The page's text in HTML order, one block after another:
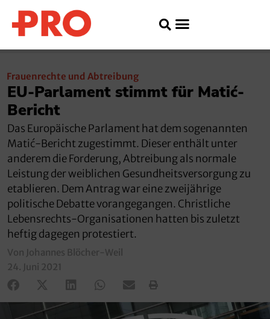
Frauenrechte und Abtreibung
EU-Parlament stimmt für Matić-
Bericht
Das Europäische Parlament hat dem sogenannten
Matić-Bericht zugestimmt. Dieser enthält unter
anderem die Forderung, Abtreibung als normale
Leistung der weiblichen Gesundheitsversorgung zu
etablieren. Dem Antrag war eine zweijährige
politische Debatte vorangegangen. Christliche
Lebensrechts-Organisationen hatten bis zuletzt
heftig dagegen protestiert.
Von Johannes Blöcher-Weil
24. Juni 2021